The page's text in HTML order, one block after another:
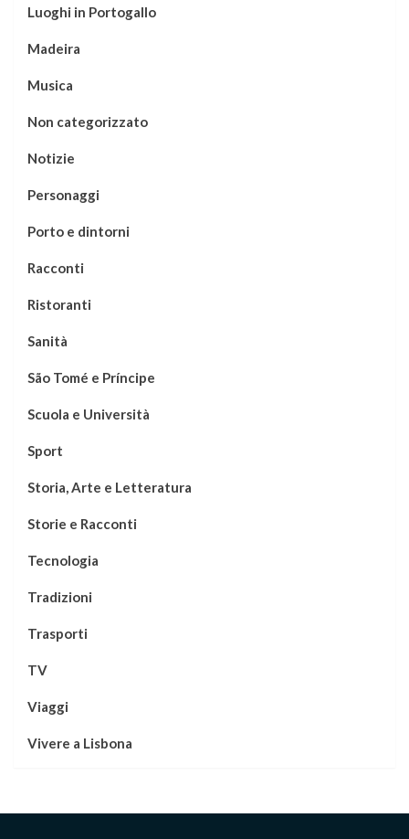
Luoghi in Portogallo
Madeira
Musica
Non categorizzato
Notizie
Personaggi
Porto e dintorni
Racconti
Ristoranti
Sanità
São Tomé e Príncipe
Scuola e Università
Sport
Storia, Arte e Letteratura
Storie e Racconti
Tecnologia
Tradizioni
Trasporti
TV
Viaggi
Vivere a Lisbona